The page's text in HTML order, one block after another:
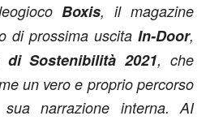
Boxis, il magazine
di prossima uscita In-Door,
di Sostenibilità 2021, che
un vero e proprio percorso
narrazione interna. AI